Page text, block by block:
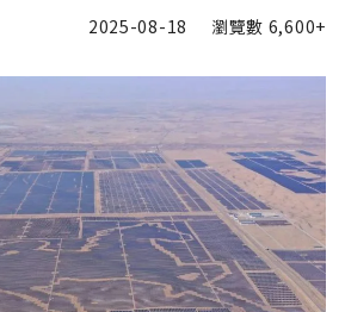
2025-08-18 瀏覽數 6,600+